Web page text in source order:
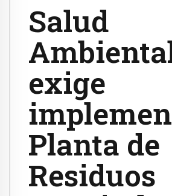
Salud
exige
Planta de
Residuos